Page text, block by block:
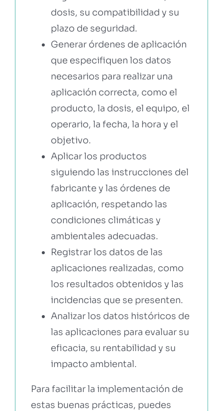
dosis, su compatibilidad y su
plazo de seguridad.
Generar órdenes de aplicación
que especifiquen los datos
necesarios para realizar una
aplicación correcta, como el
producto, la dosis, el equipo, el
operario, la fecha, la hora y el
objetivo.
Aplicar los productos
siguiendo las instrucciones del
fabricante y las órdenes de
aplicación, respetando las
condiciones climáticas y
ambientales adecuadas.
Registrar los datos de las
aplicaciones realizadas, como
los resultados obtenidos y las
incidencias que se presenten.
Analizar los datos históricos de
las aplicaciones para evaluar su
eficacia, su rentabilidad y su
impacto ambiental.
Para facilitar la implementación de
estas buenas prácticas, puedes